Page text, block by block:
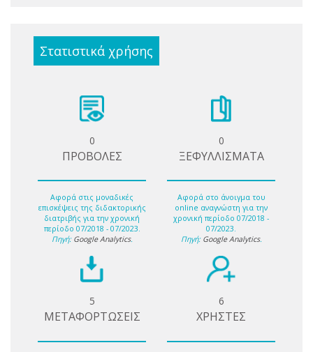
Στατιστικά χρήσης
0
ΠΡΟΒΟΛΕΣ
Αφορά στις μοναδικές
επισκέψεις της διδακτορικής
διατριβής για την χρονική
περίοδο 07/2018 - 07/2023.
Πηγή: Google Analytics.
0
ΞΕΦΥΛΛΙΣΜΑΤΑ
Αφορά στο άνοιγμα του
online αναγνώστη για την
χρονική περίοδο 07/2018 -
07/2023.
Πηγή: Google Analytics.
5
ΜΕΤΑΦΟΡΤΩΣΕΙΣ
6
ΧΡΗΣΤΕΣ